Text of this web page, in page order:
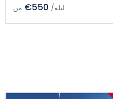
من €550 /ليلة